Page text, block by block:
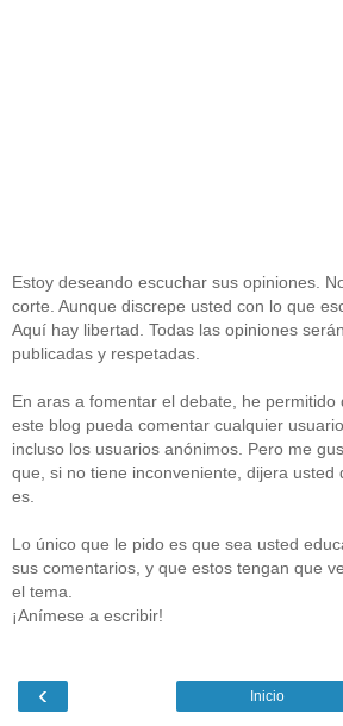
Estoy deseando escuchar sus opiniones.
corte. Aunque discrepe usted con lo que
Aquí hay libertad. Todas las opiniones serán
publicadas y respetadas.
En aras a fomentar el debate, he permitido
este blog pueda comentar cualquier
incluso los usuarios anónimos. Pero me
que, si no tiene inconveniente, dijera usted
es.
Lo único que le pido es que sea usted
sus comentarios, y que estos tengan que
el tema.
¡Anímese a escribir!
‹ Inicio